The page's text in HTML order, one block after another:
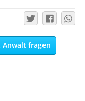
Anwalt fragen